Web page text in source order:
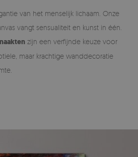
van het menselijk lichaam. Onze
vangt sensualiteit en kunst in één.
zijn een verfijnde keuze voor
maar krachtige wanddecoratie